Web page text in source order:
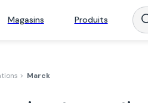
Magasins Produits
> Marck